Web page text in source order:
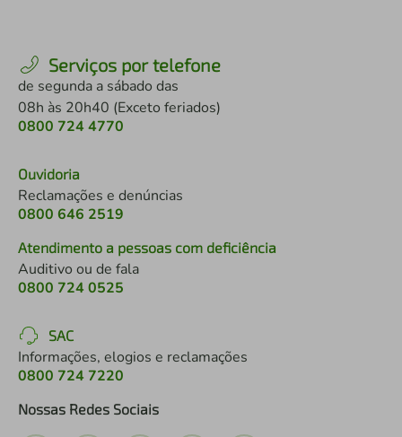
Serviços por telefone
de segunda a sábado das
08h às 20h40 (Exceto feriados)
0800 724 4770
Ouvidoria
Reclamações e denúncias
0800 646 2519
Atendimento a pessoas com deficiência
Auditivo ou de fala
0800 724 0525
SAC
Informações, elogios e reclamações
0800 724 7220
Nossas Redes Sociais